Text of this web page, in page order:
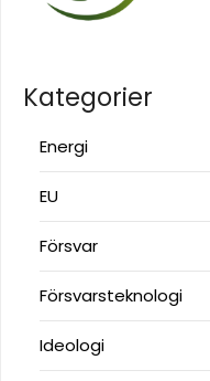
Kategorier
Energi
EU
Försvar
Försvarsteknologi
Ideologi